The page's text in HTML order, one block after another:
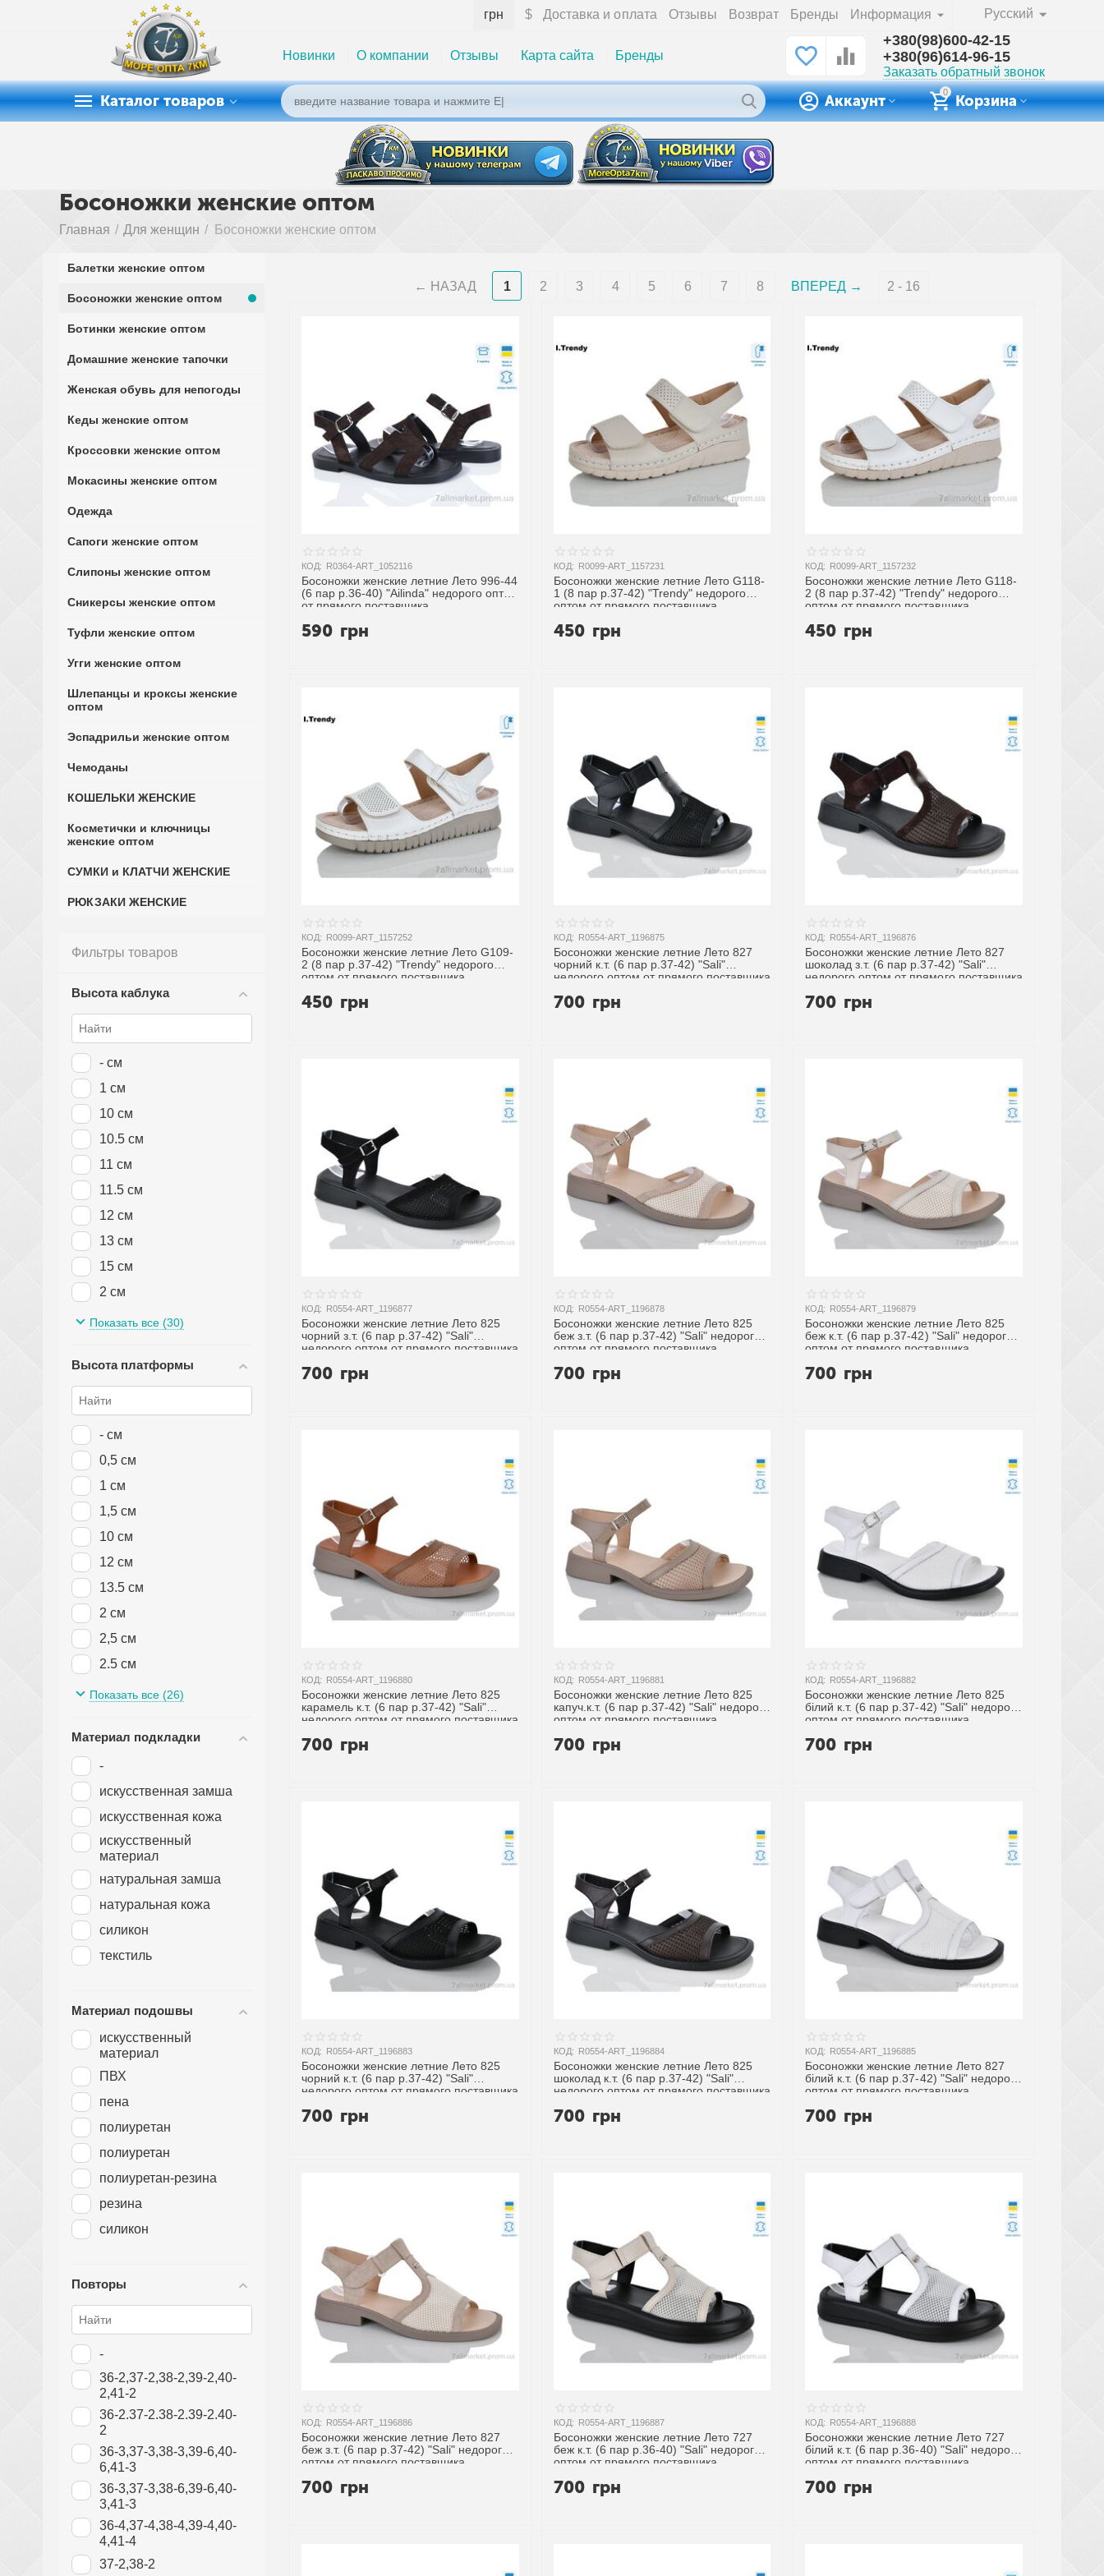
Русский
Доставка и оплата Отзывы Возврат Бренды Информация
грн $
Новинки О компании Отзывы Карта сайта Бренды
+380(98)600-42-15
+380(96)614-96-15
Заказать обратный звонок
Каталог товаров
0
Корзина
Аккаунт
Босоножки женские оптом
Главная / Для женщин / Босоножки женские оптом
НАЗАД 1 2 3 4 5 6 7 8 ВПЕРЕД 2 - 16
КОД: R0364-ART_1052116
Босоножки женские летние Лето 996-44
(6 пар р.36-40) "Ailinda" недорого оптом
от прямого поставщика
590 грн
КОД: R0099-ART_1157231
Босоножки женские летние Лето G118-
1 (8 пар р.37-42) "Trendy" недорого
оптом от прямого поставщика
450 грн
КОД: R0099-ART_1157232
Босоножки женские летние Лето G118-
2 (8 пар р.37-42) "Trendy" недорого
оптом от прямого поставщика
450 грн
КОД: R0099-ART_1157252
Босоножки женские летние Лето G109-
2 (8 пар р.37-42) "Trendy" недорого
оптом от прямого поставщика
450 грн
КОД: R0554-ART_1196875
Босоножки женские летние Лето 827
чорний к.т. (6 пар р.37-42) "Sali"
недорого оптом от прямого поставщика
700 грн
КОД: R0554-ART_1196876
Босоножки женские летние Лето 827
шоколад з.т. (6 пар р.37-42) "Sali"
недорого оптом от прямого поставщика
700 грн
КОД: R0554-ART_1196877
Босоножки женские летние Лето 825
чорний з.т. (6 пар р.37-42) "Sali"
недорого оптом от прямого поставщика
700 грн
КОД: R0554-ART_1196878
Босоножки женские летние Лето 825
беж з.т. (6 пар р.37-42) "Sali" недорого
оптом от прямого поставщика
700 грн
КОД: R0554-ART_1196879
Босоножки женские летние Лето 825
беж к.т. (6 пар р.37-42) "Sali" недорого
оптом от прямого поставщика
700 грн
КОД: R0554-ART_1196880
Босоножки женские летние Лето 825
карамель к.т. (6 пар р.37-42) "Sali"
недорого оптом от прямого поставщика
700 грн
КОД: R0554-ART_1196881
Босоножки женские летние Лето 825
капуч.к.т. (6 пар р.37-42) "Sali" недорого
оптом от прямого поставщика
700 грн
КОД: R0554-ART_1196882
Босоножки женские летние Лето 825
білий к.т. (6 пар р.37-42) "Sali" недорого
оптом от прямого поставщика
700 грн
КОД: R0554-ART_1196883
Босоножки женские летние Лето 825
чорний к.т. (6 пар р.37-42) "Sali"
недорого оптом от прямого поставщика
700 грн
КОД: R0554-ART_1196884
Босоножки женские летние Лето 825
шоколад к.т. (6 пар р.37-42) "Sali"
недорого оптом от прямого поставщика
700 грн
КОД: R0554-ART_1196885
Босоножки женские летние Лето 827
білий к.т. (6 пар р.37-42) "Sali" недорого
оптом от прямого поставщика
700 грн
КОД: R0554-ART_1196886
Босоножки женские летние Лето 827
беж з.т. (6 пар р.37-42) "Sali" недорого
оптом от прямого поставщика
700 грн
КОД: R0554-ART_1196887
Босоножки женские летние Лето 727
беж к.т. (6 пар р.36-40) "Sali" недорого
оптом от прямого поставщика
700 грн
КОД: R0554-ART_1196888
Босоножки женские летние Лето 727
білий к.т. (6 пар р.36-40) "Sali" недорого
оптом от прямого поставщика
700 грн
Балетки женские оптом
Босоножки женские оптом
Ботинки женские оптом
Домашние женские тапочки
Женская обувь для непогоды
Кеды женские оптом
Кроссовки женские оптом
Мокасины женские оптом
Одежда
Сапоги женские оптом
Слипоны женские оптом
Сникерсы женские оптом
Туфли женские оптом
Угги женские оптом
Шлепанцы и кроксы женские
оптом
Эспадрильи женские оптом
Чемоданы
КОШЕЛЬКИ ЖЕНСКИЕ
Косметички и ключницы
женские оптом
СУМКИ и КЛАТЧИ ЖЕНСКИЕ
РЮКЗАКИ ЖЕНСКИЕ
Фильтры товаров
Высота каблука
- см
1 см
10 см
10.5 см
11 см
11.5 см
12 см
13 см
15 см
2 см
3,5 см
4 см
4.5 см
5,5 см
7,5 см
8 см
9.5 см
Показать все (30)
Высота платформы
- см
0,5 см
1 см
1,5 см
10 см
12 см
13.5 см
2 см
2,5 см
2.5 см
3.5 см
4 см
4,5 см
4.5 см
5 см
5.5 см
8.5 см
9 см
9.5 см
Показать все (26)
Материал подкладки
-
искусственная замша
искусственная кожа
искусственный
материал
натуральная замша
натуральная кожа
силикон
текстиль
Материал подошвы
искусственный
материал
ПВХ
пена
полиурeтан
полиуретан
полиуретан-резина
резина
силикон
Повторы
-
36-2,37-2,38-2,39-2,40-
2,41-2
36-2.37-2.38-2.39-2.40-
2
36-3,37-3,38-3,39-6,40-
6,41-3
36-3,37-3,38-6,39-6,40-
3,41-3
36-4,37-4,38-4,39-4,40-
4,41-4
37-2,38-2